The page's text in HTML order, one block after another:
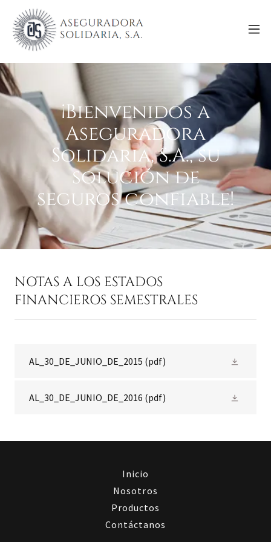
¡Bienvenidos a
Aseguradora
Solidaria, S.A., su
solución de
seguros confiable!
NOTAS A LOS ESTADOS
FINANCIEROS SEMESTRALES
AL_30_DE_JUNIO_DE_2015 (pdf)
AL_30_DE_JUNIO_DE_2016 (pdf)
Inicio
Nosotros
Productos
Contáctanos